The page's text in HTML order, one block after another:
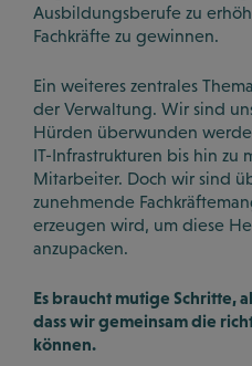
Ausbildungsberufe zu
Fachkräfte zu gewinnen.
Ein weiteres zentrales
der Verwaltung. Wir sind
Hürden überwunden
IT-Infrastrukturen bis hin zu
Mitarbeiter. Doch wir sind
zunehmende
erzeugen wird, um diese
anzupacken.
Es braucht mutige Schritte,
dass wir gemeinsam die
können.